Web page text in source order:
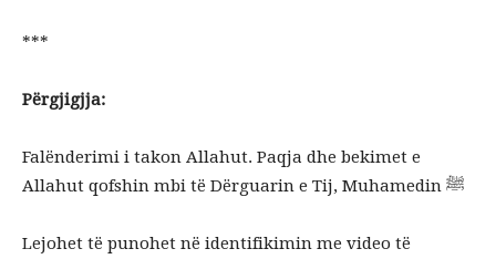
***
Përgjigjja:
Falënderimi i takon Allahut. Paqja dhe bekimet e
Allahut qofshin mbi të Dërguarin e Tij, Muhamedin ﷺ
Lejohet të punohet në identifikimin me video të